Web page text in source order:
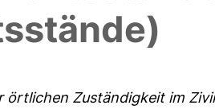
örtlichen Zuständigkeit im